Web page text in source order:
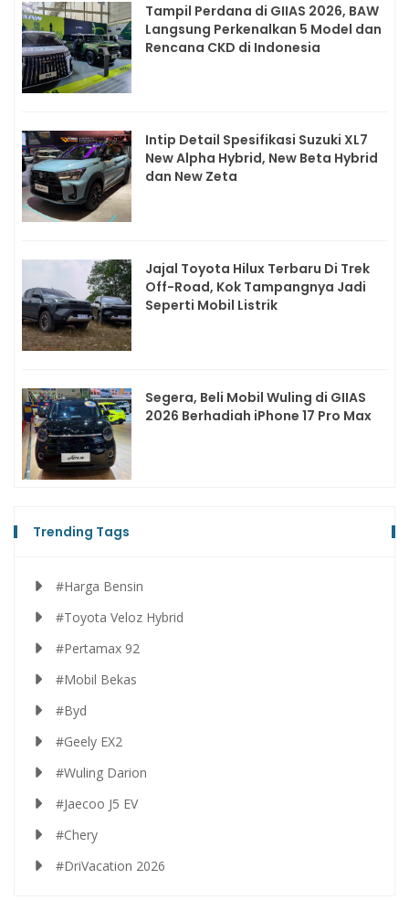
Tampil Perdana di GIIAS 2026, BAW
Langsung Perkenalkan 5 Model dan
Rencana CKD di Indonesia
Intip Detail Spesifikasi Suzuki XL7
New Alpha Hybrid, New Beta Hybrid
dan New Zeta
Jajal Toyota Hilux Terbaru Di Trek
Off-Road, Kok Tampangnya Jadi
Seperti Mobil Listrik
Segera, Beli Mobil Wuling di GIIAS
2026 Berhadiah iPhone 17 Pro Max
Trending Tags
#Harga Bensin
#Toyota Veloz Hybrid
#Pertamax 92
#Mobil Bekas
#Byd
#Geely EX2
#Wuling Darion
#Jaecoo J5 EV
#Chery
#DriVacation 2026